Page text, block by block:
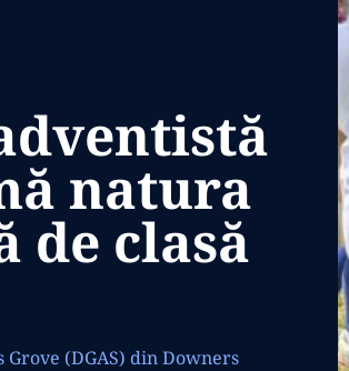
natura
de clasă
(DGAS) din Downers